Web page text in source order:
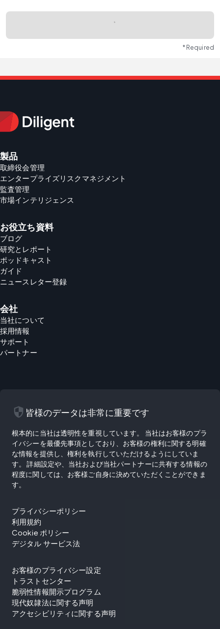
* Required
製品
取締役会管理
エンタープライズリスクマネジメント
監査管理
市場インテリジェンス
お役立ち資料
ブログ
研究とレポート
ポッドキャスト
ガイド
ニュースレター登録
会社
当社について
採用情報
サポート
パートナー
security 皆様のデータは非常に重要です
根本的に当社は透明性を重視しています。 当社はお客様のプラ
イバシーを最優先事項としており、お客様の権利に関する明確
な情報を提供し、権利を執行していただけるようにしていま
す。 詳細設定や、当社および当社パートナーに共有する情報の
程度に関しては、お客様ご自身に決めていただくことができま
す。
プライバシーポリシー
利用規約
Cookie ポリシー
デジタル サービス法
お客様のプライバシー設定
トラストセンター
脆弱性情報開示プログラム
現代奴隷法に関する声明
アクセシビリティに関する声明